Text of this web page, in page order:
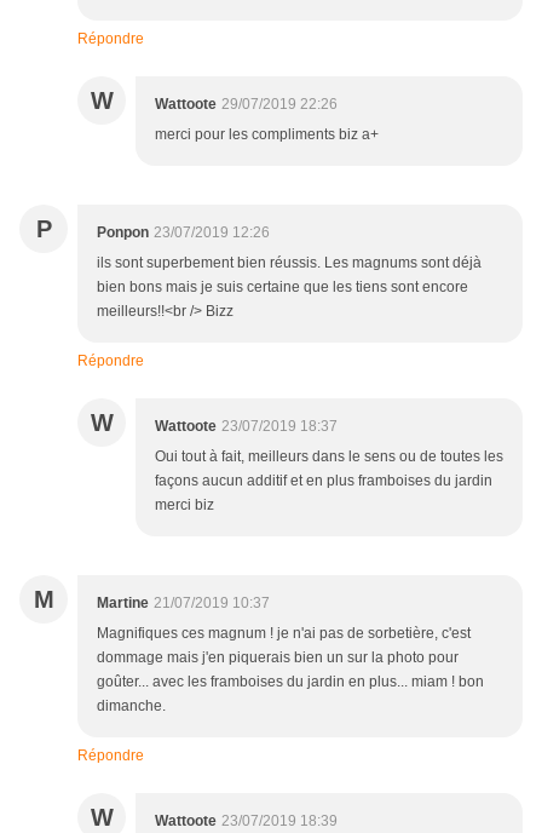
Répondre
W Wattoote 29/07/2019 22:26
merci pour les compliments biz a+
P Ponpon 23/07/2019 12:26
ils sont superbement bien réussis. Les magnums sont déjà
bien bons mais je suis certaine que les tiens sont encore
meilleurs!!<br /> Bizz
Répondre
W Wattoote 23/07/2019 18:37
Oui tout à fait, meilleurs dans le sens ou de toutes les
façons aucun additif et en plus framboises du jardin
merci biz
M Martine 21/07/2019 10:37
Magnifiques ces magnum ! je n'ai pas de sorbetière, c'est
dommage mais j'en piquerais bien un sur la photo pour
goûter... avec les framboises du jardin en plus... miam ! bon
dimanche.
Répondre
W Wattoote 23/07/2019 18:39